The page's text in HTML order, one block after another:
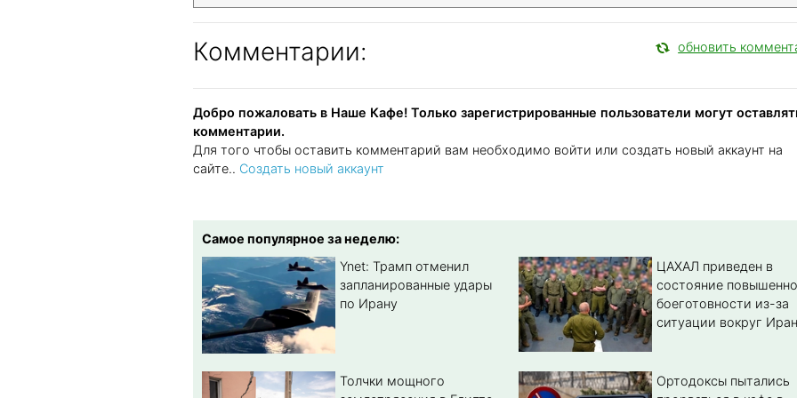
Комментарии: обновить
Добро пожаловать в Наше Кафе! Только зарегистрированные пользователи могут
комментарии.
Для того чтобы оставить комментарий вам необходимо войти или создать новый аккаунт на
сайте.. Создать новый аккаунт
Самое популярное за неделю:
Ynet: Трамп отменил
запланированные удары
по Ирану
ЦАХАЛ приведен в
состояние
боеготовности из-за
ситуации вокруг
Толчки мощного
Ортодоксы пытались